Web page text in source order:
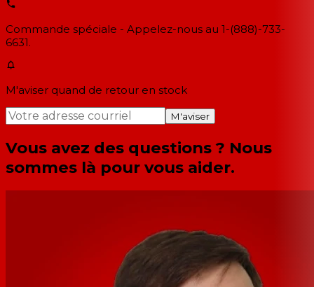
Commande spéciale - Appelez-nous au 1-(888)-733-
6631.
M'aviser quand de retour en stock
M'aviser
Vous avez des questions ? Nous
sommes là pour vous aider.